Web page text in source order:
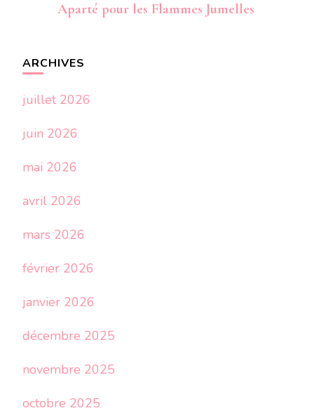
Aparté pour les Flammes Jumelles
ARCHIVES
juillet 2026
juin 2026
mai 2026
avril 2026
mars 2026
février 2026
janvier 2026
décembre 2025
novembre 2025
octobre 2025